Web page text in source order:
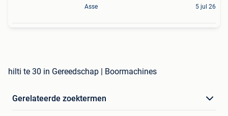
Asse 5 jul 26
hilti te 30 in Gereedschap | Boormachines
Gerelateerde zoektermen